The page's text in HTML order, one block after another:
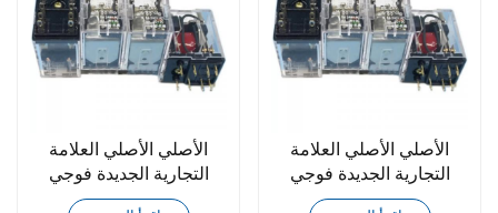
الأصلي الأصلي العلامة
التجارية الجديدة فوجي
HH54P-FL DC24V
الأصلي الأصلي العلامة
التجارية الجديدة فوجي
HH53P-FL DC24V